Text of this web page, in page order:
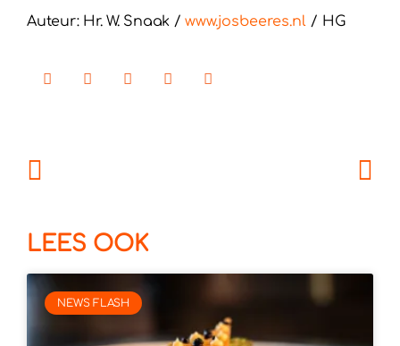
Auteur: Hr. W. Snaak /www.josbeeres.nl / HG
LEES OOK
NEWS FLASH